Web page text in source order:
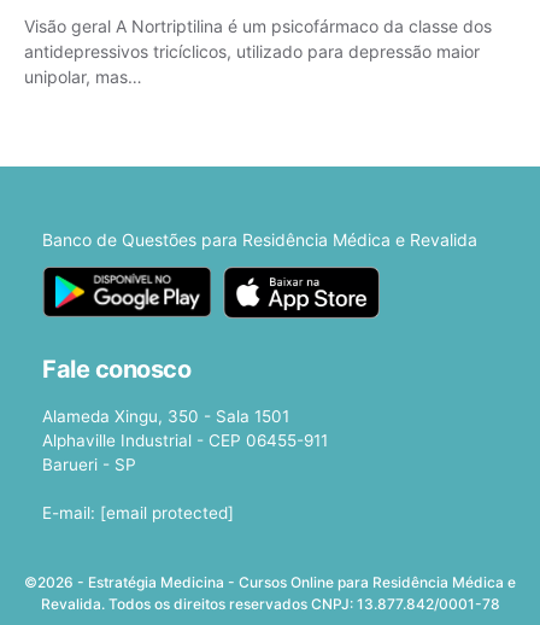
Visão geral A Nortriptilina é um psicofármaco da classe dos
antidepressivos tricíclicos, utilizado para depressão maior
unipolar, mas…
Banco de Questões para Residência Médica e Revalida
Fale conosco
Alameda Xingu, 350 - Sala 1501
Alphaville Industrial - CEP 06455-911
Barueri - SP
E-mail: [email protected]
©2026 - Estratégia Medicina - Cursos Online para Residência Médica e
Revalida. Todos os direitos reservados CNPJ: 13.877.842/0001-78